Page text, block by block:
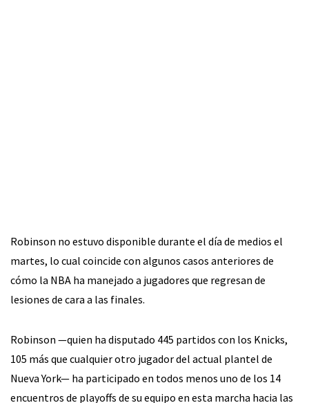
Robinson no estuvo disponible durante el día de medios el
martes, lo cual coincide con algunos casos anteriores de
cómo la NBA ha manejado a jugadores que regresan de
lesiones de cara a las finales.
Robinson —quien ha disputado 445 partidos con los Knicks,
105 más que cualquier otro jugador del actual plantel de
Nueva York— ha participado en todos menos uno de los 14
encuentros de playoffs de su equipo en esta marcha hacia las